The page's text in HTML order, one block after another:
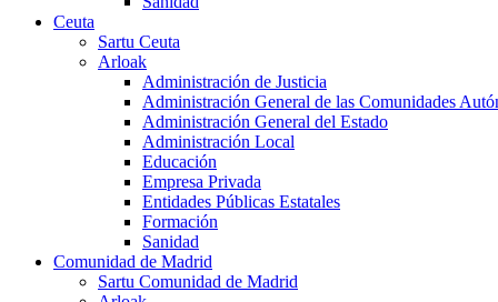
Ceuta
Sartu Ceuta
Arloak
Administración de Justicia
Administración General de las Comunidades
Administración General del Estado
Administración Local
Educación
Empresa Privada
Entidades Públicas Estatales
Formación
Sanidad
Comunidad de Madrid
Sartu Comunidad de Madrid